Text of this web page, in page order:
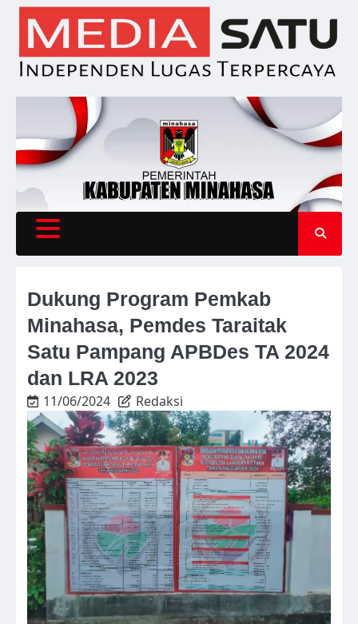
Skip
content
Dukung Program Pemkab
Minahasa, Pemdes Taraitak
Satu Pampang APBDes TA 2024
dan LRA 2023
11/06/2024 Redaksi